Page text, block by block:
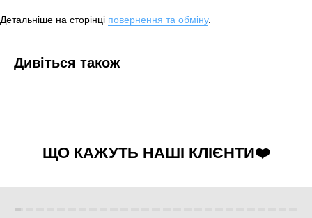
Детальніше на сторінці повернення та обміну.
Дивіться також
ЩО КАЖУТЬ НАШІ КЛІЄНТИ❤️